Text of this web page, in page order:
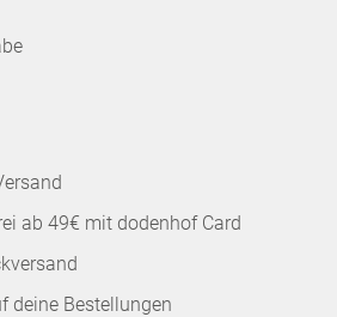
ab 49€ mit dodenhof Card
deine Bestellungen